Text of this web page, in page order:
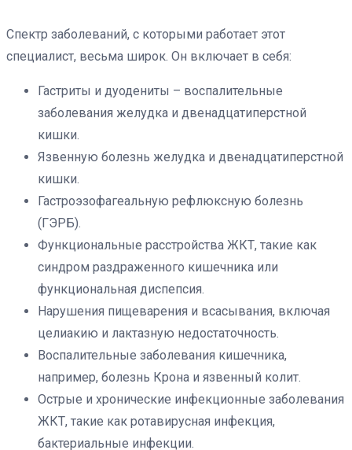
Спектр заболеваний, с которыми работает этот
специалист, весьма широк. Он включает в себя:
Гастриты и дуодениты – воспалительные
заболевания желудка и двенадцатиперстной
кишки.
Язвенную болезнь желудка и двенадцатиперстной
кишки.
Гастроэзофагеальную рефлюксную болезнь
(ГЭРБ).
Функциональные расстройства ЖКТ, такие как
синдром раздраженного кишечника или
функциональная диспепсия.
Нарушения пищеварения и всасывания, включая
целиакию и лактазную недостаточность.
Воспалительные заболевания кишечника,
например, болезнь Крона и язвенный колит.
Острые и хронические инфекционные заболевания
ЖКТ, такие как ротавирусная инфекция,
бактериальные инфекции.